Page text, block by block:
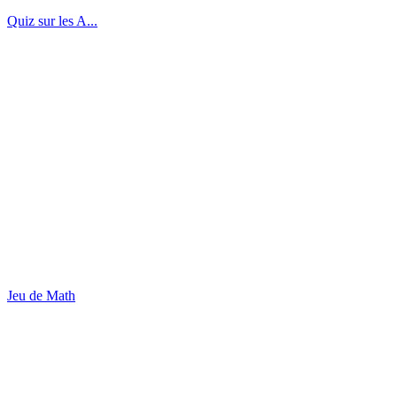
Quiz sur les A...
Jeu de Math